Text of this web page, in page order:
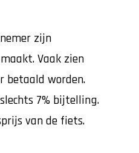
zijn
Vaak zien
betaald worden.
7% bijtelling.
van de fiets.